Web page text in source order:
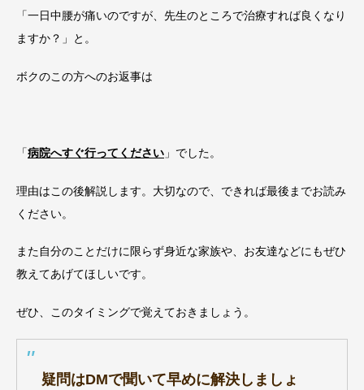
「一日中腰が痛いのですが、先生のところで治療すれば良くなり
ますか？ 」と。
ボクのこの方へのお返事は
「病院へすぐ行ってください 」でした。
理由はこの後解説します。大切なので、できれば最後までお読み
ください。
また自分のことだけに限らず身近な家族や、お友達などにもぜひ
教えてあげてほしいです。
ぜひ、このタイミングで覚えておきましょう。
疑問はDMで聞いて早めに解決しましょ